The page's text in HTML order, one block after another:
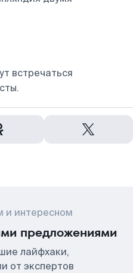
встречаться
и интересном
предложениями
лайфхаки,
от экспертов